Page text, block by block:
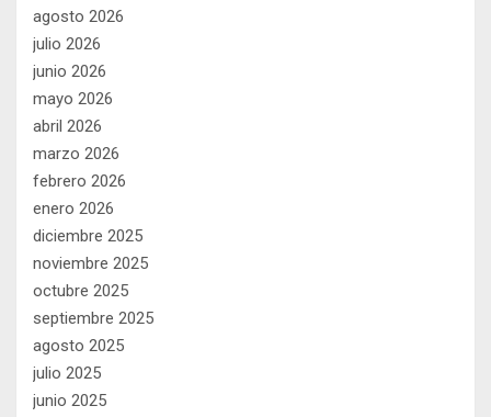
agosto 2026
julio 2026
junio 2026
mayo 2026
abril 2026
marzo 2026
febrero 2026
enero 2026
diciembre 2025
noviembre 2025
octubre 2025
septiembre 2025
agosto 2025
julio 2025
junio 2025